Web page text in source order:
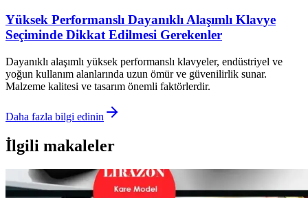
Yüksek Performanslı Dayanıklı Alaşımlı Klavye
Seçiminde Dikkat Edilmesi Gerekenler
Dayanıklı alaşımlı yüksek performanslı klavyeler, endüstriyel ve
yoğun kullanım alanlarında uzun ömür ve güvenilirlik sunar.
Malzeme kalitesi ve tasarım önemli faktörlerdir.
Daha fazla bilgi edinin
İlgili makaleler